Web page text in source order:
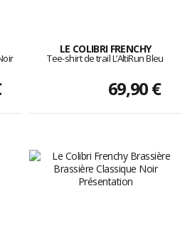
LE COLIBRI FRENCHY
Tee-shirt de trail L’AltiRun Bleu
69,90 €